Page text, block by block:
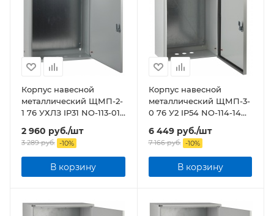
Корпус навесной
металлический ЩМП-2-
1 76 УХЛЗ IP31 NO-113-01
2 960 руб./шт
3 289руб. -10%
В корзину
Корпус навесной
металлический ЩМП-3-
0 76 У2 IP54 NO-114-14
6 449руб./шт
7 166руб. -10%
В корзину